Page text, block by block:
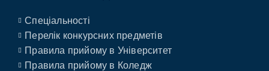
Спеціальності
Перелік конкурсних предметів
Правила прийому в Університет
Правила прийому в Коледж